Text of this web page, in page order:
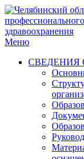
Меню
СВЕДЕНИЯ